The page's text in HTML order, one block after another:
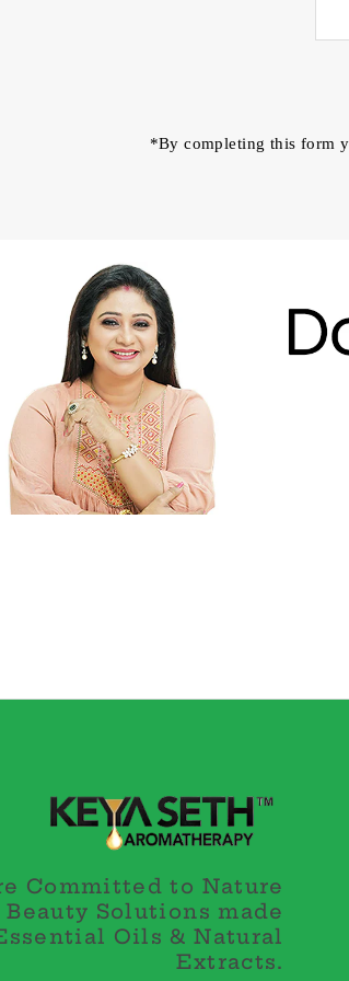
*By completing this form
Committed to Nature
Solutions made
Oils & Natural
Extracts.